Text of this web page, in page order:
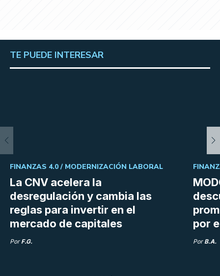
TE PUEDE INTERESAR
La CNV acelera la
desregulación y cambia las
reglas para invertir en el
mercado de capitales
FINANZAS 4.0 / MODERNIZACIÓN LABORAL
Por F.G.
por
Por B.A.